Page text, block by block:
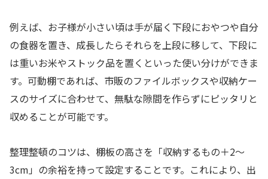
例えば、お子様が小さい頃は手が届く下段におやつや自分
の食器を置き、成長したらそれらを上段に移して、下段に
は重いお米やストック品を置くといった使い分けができま
す。可動棚であれば、市販のファイルボックスや収納ケー
スのサイズに合わせて、無駄な隙間を作らずにピッタリと
収めることが可能です。
整理整頓のコツは、棚板の高さを「収納するもの＋2〜
3cm」の余裕を持って設定することです。これにより、出